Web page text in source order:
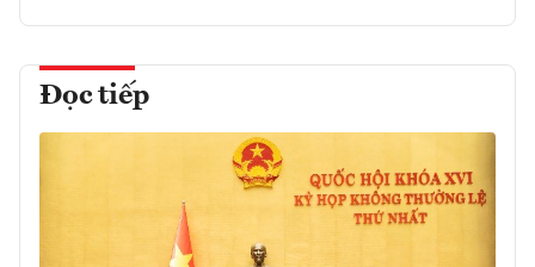
Đọc tiếp